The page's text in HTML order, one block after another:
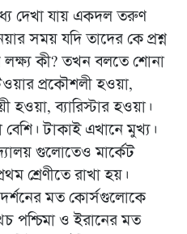
দেখা যায় একদল তরুণ
সময় যদি তাদের কে প্রশ্ন
কী? তখন বলতে শোনা
প্রকৌশলী হওয়া,
হওয়া, ব্যারিস্টার হওয়া।
টাকাই এখানে মুখ্য।
গুলোতেও মার্কেট
শ্রেণীতে রাখা হয়।
দর্শনের মত কোর্সগুলোকে
পশ্চিমা ও ইরানের মত